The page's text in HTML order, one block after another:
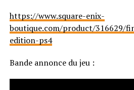
https://www.square-enix-
boutique.com/product/316629/
edition-ps4
Bande annonce du jeu :